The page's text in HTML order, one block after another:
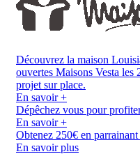
Découvrez la maison
ouvertes Maisons Vesta
projet sur place.
En savoir +
Dépêchez vous pour
En savoir +
Obtenez 250€ en
En savoir plus